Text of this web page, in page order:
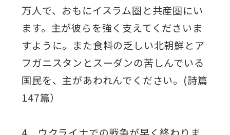
万人で、おもにイスラム圏と共産圏にい
ます。主が彼らを強く支えてくださいま
すように。また食料の乏しい北朝鮮とア
フガニスタンとスーダンの苦しんでいる
国民を、主があわれんでください。(詩篇
147篇）
4．ウクライナでの戦争が早く終わりま